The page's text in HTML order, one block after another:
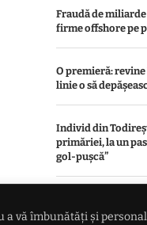
vă îmbunătăți și
Fraudă de miliarde
firme offshore pe
O premieră:
linie o să
Individ din
primăriei, la un
gol-pușcă”
primește cea mai